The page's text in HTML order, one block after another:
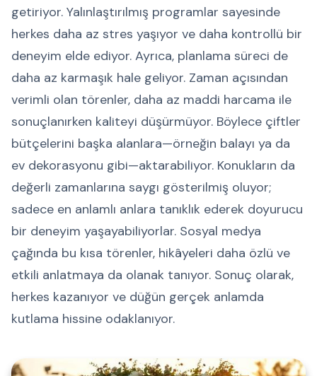
getiriyor. Yalınlaştırılmış programlar sayesinde
herkes daha az stres yaşıyor ve daha kontrollü bir
deneyim elde ediyor. Ayrıca, planlama süreci de
daha az karmaşık hale geliyor. Zaman açısından
verimli olan törenler, daha az maddi harcama ile
sonuçlanırken kaliteyi düşürmüyor. Böylece çiftler
bütçelerini başka alanlara—örneğin balayı ya da
ev dekorasyonu gibi—aktarabiliyor. Konukların da
değerli zamanlarına saygı gösterilmiş oluyor;
sadece en anlamlı anlara tanıklık ederek doyurucu
bir deneyim yaşayabiliyorlar. Sosyal medya
çağında bu kısa törenler, hikâyeleri daha özlü ve
etkili anlatmaya da olanak tanıyor. Sonuç olarak,
herkes kazanıyor ve düğün gerçek anlamda
kutlama hissine odaklanıyor.